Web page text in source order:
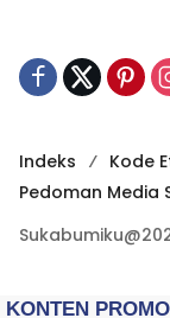
Indeks Kode
Pedoman Media